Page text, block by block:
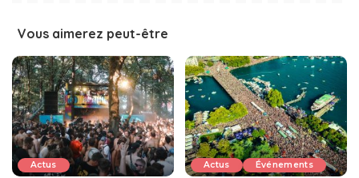
Vous aimerez peut-être
Actus Actus Événements